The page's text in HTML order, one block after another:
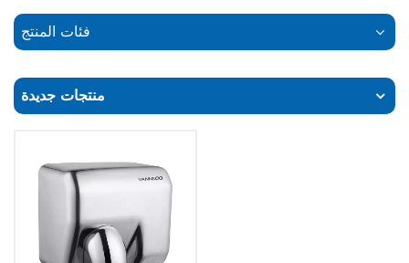
فئات المنتج
منتجات جديدة